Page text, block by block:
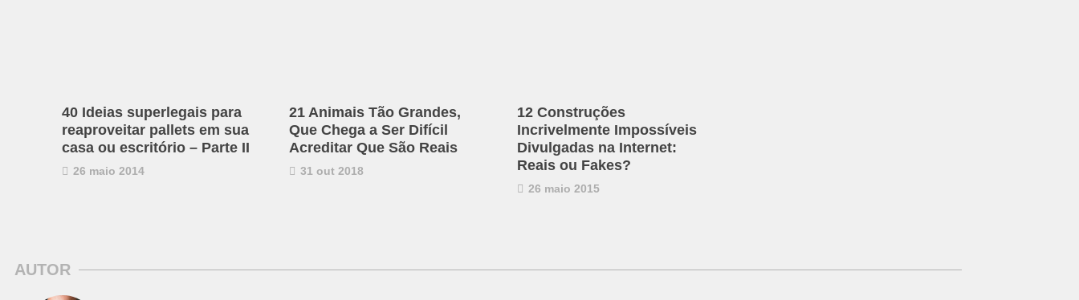
40 Ideias superlegais para
reaproveitar pallets em sua
casa ou escritório – Parte II
26 maio 2014
21 Animais Tão Grandes,
Que Chega a Ser Difícil
Acreditar Que São Reais
31 out 2018
12 Construções
Incrivelmente Impossíveis
Divulgadas na Internet:
Reais ou Fakes?
26 maio 2015
AUTOR